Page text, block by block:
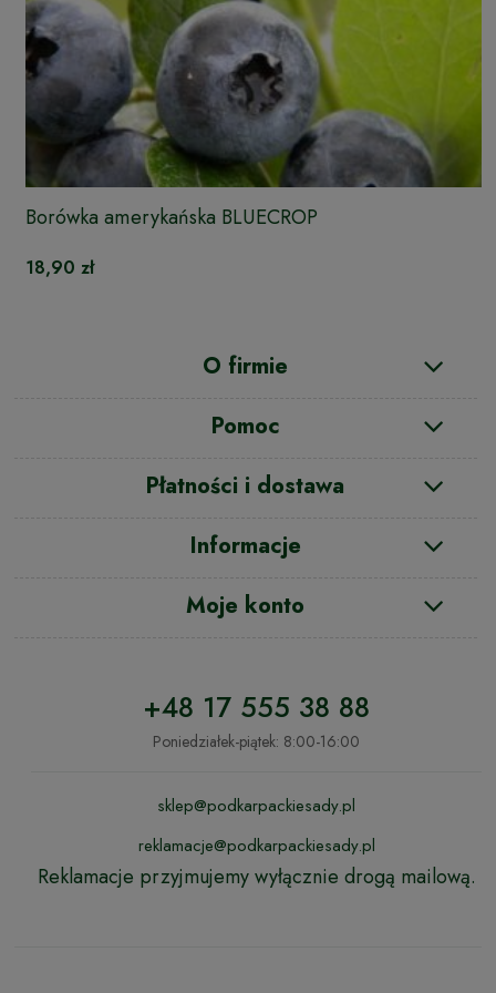
Borówka amerykańska BLUECROP
18,90 zł
O firmie
Pomoc
Płatności i dostawa
Informacje
Moje konto
+48 17 555 38 88
Poniedziałek-piątek: 8:00-16:00
sklep@podkarpackiesady.pl
reklamacje@podkarpackiesady.pl
Reklamacje przyjmujemy wyłącznie drogą mailową.